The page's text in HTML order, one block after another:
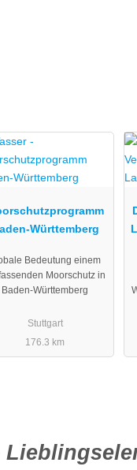
Württemberg
Bedeutung einem
Moorschutz in
Baden-Württemberg
Stuttgart
176.3 km